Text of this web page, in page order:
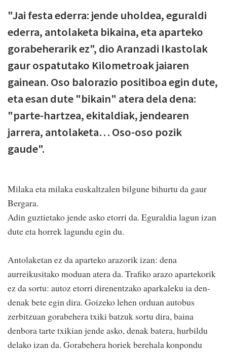
"Jai festa ederra: jende uholdea, eguraldi
ederra, antolaketa bikaina, eta aparteko
gorabeherarik ez", dio Aranzadi Ikastolak
gaur ospatutako Kilometroak jaiaren
gainean. Oso balorazio positiboa egin dute,
eta esan dute "bikain" atera dela dena:
"parte-hartzea, ekitaldiak, jendearen
jarrera, antolaketa… Oso-oso pozik
gaude".
Milaka eta milaka euskaltzalen bilgune bihurtu da gaur
Bergara.
Adin guztietako jende asko etorri da. Eguraldia lagun izan
dute eta horrek lagundu egin du.
Antolaketan ez da aparteko arazorik izan: dena
aurreikusitako moduan atera da. Trafiko arazo apartekorik
ez da sortu: autoz etorri direnentzako aparkaleku ia den-
denak bete egin dira. Goizeko lehen orduan autobus
zerbitzuan gorabehera txiki batzuk sortu dira, baina
denbora tarte txikian jende asko, denak batera, hurbildu
delako izan da. Gorabehera horiek berehala konpondu